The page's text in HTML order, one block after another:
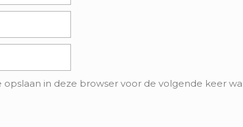
opslaan in deze browser voor de volgende keer